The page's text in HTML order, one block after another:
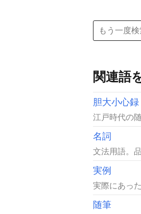
関連語
胆大小心録
江戸時代の
名詞
文法用語。
実例
実際にあっ
随筆